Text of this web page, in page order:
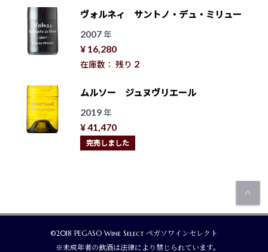
ヴォルネィ サントノ・デュ・ミリュー
2007年
¥ 16,280
在庫数： 残り 2
ムルソー ジュヌヴリエール
2019年
¥ 41,470
完売しました
©2018 PEGASO Wine Select ペガソワインセレクト
※未成年者の飲酒は法律により禁じられています。